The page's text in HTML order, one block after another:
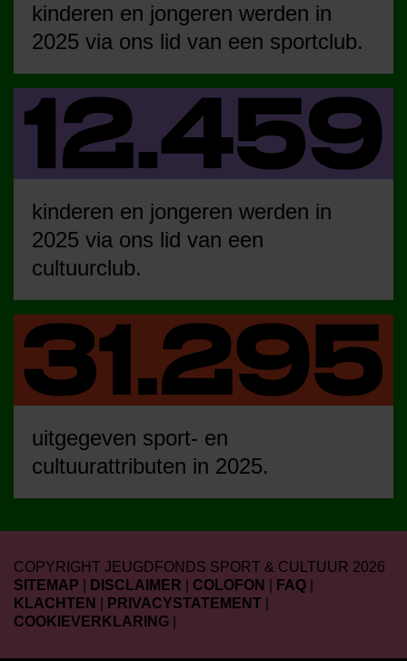
kinderen en jongeren werden in
2025 via ons lid van een sportclub.
kinderen en jongeren werden in
2025 via ons lid van een
cultuurclub.
uitgegeven sport- en
cultuurattributen in 2025.
COPYRIGHT JEUGDFONDS SPORT & CULTUUR 2026
SITEMAP
DISCLAIMER COLOFON FAQ
KLACHTEN
PRIVACYSTATEMENT
COOKIEVERKLARING